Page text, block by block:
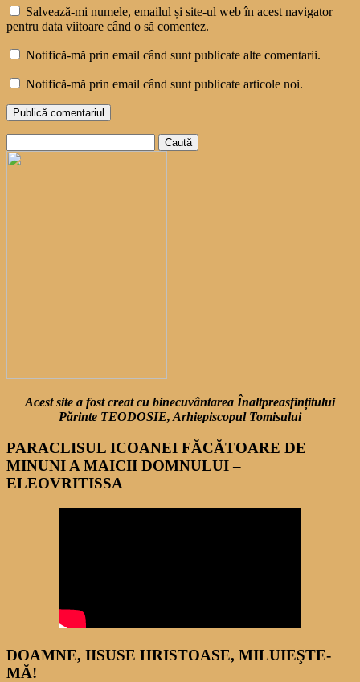
Salvează-mi numele, emailul și site-ul web în acest navigator
pentru data viitoare când o să comentez.
Notifică-mă prin email când sunt publicate alte comentarii.
Notifică-mă prin email când sunt publicate articole noi.
după:
Acest site a fost creat cu binecuvântarea Înaltpreasfințitului
Părinte TEODOSIE, Arhiepiscopul Tomisului
PARACLISUL ICOANEI FĂCĂTOARE DE
MINUNI A MAICII DOMNULUI –
ELEOVRITISSA
DOAMNE, IISUSE HRISTOASE, MILUIEŞTE-
MĂ!